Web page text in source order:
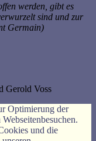
werden, gibt es
sind und zur
Germain)
Gerold Voss
Optimierung der
und die